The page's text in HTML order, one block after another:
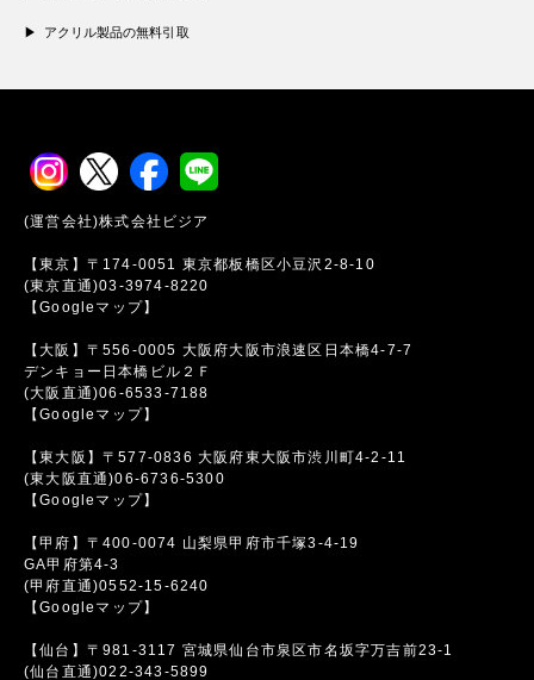
アクリル製品の無料引取
(運営会社)株式会社ビジア
【東京】〒174-0051 東京都板橋区小豆沢2-8-10
(東京直通)03-3974-8220
【Googleマップ】
【大阪】〒556-0005 大阪府大阪市浪速区日本橋4-7-7
デンキョー日本橋ビル２Ｆ
(大阪直通)06-6533-7188
【Googleマップ】
【東大阪】〒577-0836 大阪府東大阪市渋川町4-2-11
(東大阪直通)06-6736-5300
【Googleマップ】
【甲府】〒400-0074 山梨県甲府市千塚3-4-19
GA甲府第4-3
(甲府直通)0552-15-6240
【Googleマップ】
【仙台】〒981-3117 宮城県仙台市泉区市名坂字万吉前23-1
(仙台直通)022-343-5899